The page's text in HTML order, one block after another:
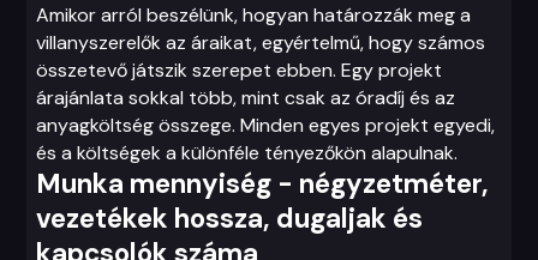
Amikor arról beszélünk, hogyan határozzák meg a
villanyszerelők az áraikat, egyértelmű, hogy számos
összetevő játszik szerepet ebben. Egy projekt
árajánlata sokkal több, mint csak az óradíj és az
anyagköltség összege. Minden egyes projekt egyedi,
és a költségek a különféle tényezőkön alapulnak.
Munka mennyiség - négyzetméter,
vezetékek hossza, dugaljak és